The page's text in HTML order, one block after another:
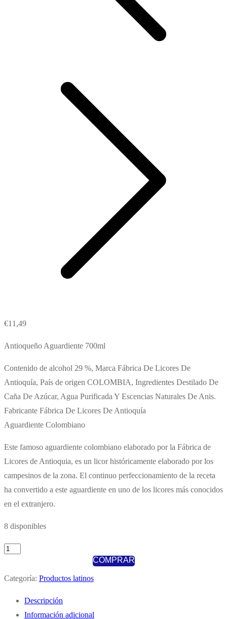
€11,49
Antioqueño Aguardiente 700ml
Contenido de alcohol 29 %, Marca Fábrica De Licores De
Antioquía, País de origen COLOMBIA, Ingredientes Destilado De
Caña De Azúcar, Agua Purificada Y Escencias Naturales De Anis.
Fabricante Fábrica De Licores De Antioquía
Aguardiente Colombiano
Este famoso aguardiente colombiano elaborado por la Fábrica de
Licores de Antioquia, es un licor históricamente elaborado por los
campesinos de la zona. El continuo perfeccionamiento de la receta
ha convertido a este aguardiente en uno de los licores más conocidos
en el extranjero.
8 disponibles
Antioqueño
700ml(1
cantidad
COMPRAR
Categoría: Productos latinos
Descripción
Información adicional